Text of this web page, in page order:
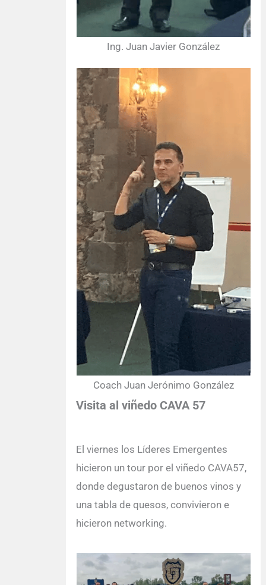
Ing. Juan Javier González
Coach Juan Jerónimo González
Visita al viñedo CAVA 57
El viernes los Líderes Emergentes
hicieron un tour por el viñedo CAVA57,
donde degustaron de buenos vinos y
una tabla de quesos, convivieron e
hicieron networking.